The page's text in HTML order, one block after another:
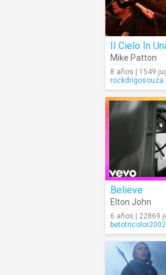
Il Cielo In
Mike Patton
8 años | 1549
rockdrigosouza
Believe
Elton John
6 años | 22869
betotricolor2002